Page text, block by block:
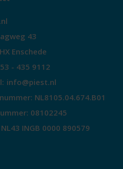
43
Enschede
- 435 9112
info@piest.nl
NL8105.04.674.B01
08102245
NL43 INGB 0000 890579